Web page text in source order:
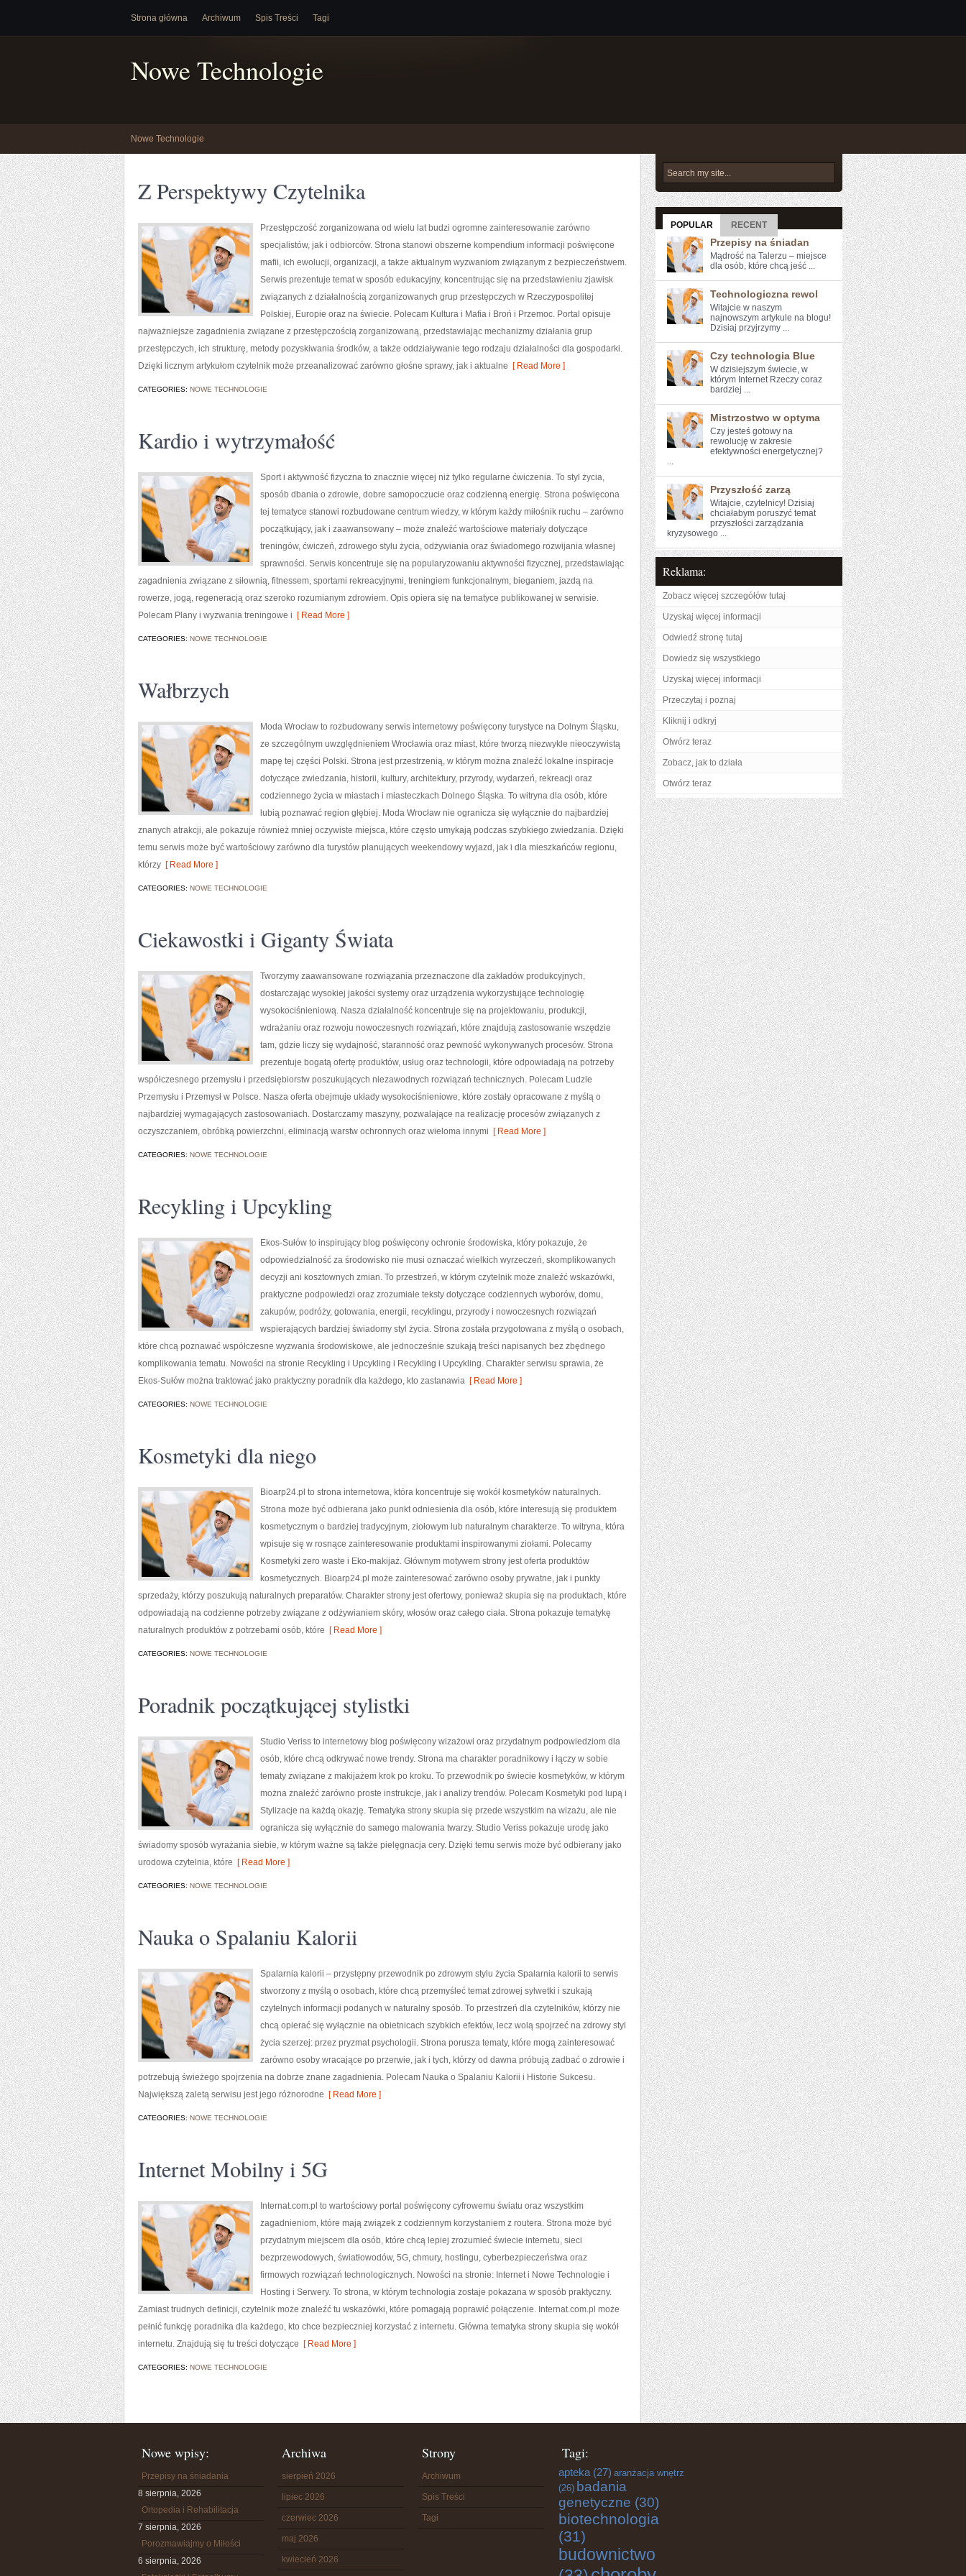
Strona główna Archiwum Spis Treści Tagi
Nowe Technologie
Nowe Technologie
Z Perspektywy Czytelnika
Przestępczość zorganizowana od wielu lat budzi ogromne zainteresowanie zarówno
specjalistów, jak i odbiorców. Strona stanowi obszerne kompendium informacji poświęcone
mafii, ich ewolucji, organizacji, a także aktualnym wyzwaniom związanym z bezpieczeństwem.
Serwis prezentuje temat w sposób edukacyjny, koncentrując się na przedstawieniu zjawisk
związanych z działalnością zorganizowanych grup przestępczych w Rzeczypospolitej
Polskiej, Europie oraz na świecie. Polecam Kultura i Mafia i Broń i Przemoc. Portal opisuje
najważniejsze zagadnienia związane z przestępczością zorganizowaną, przedstawiając mechanizmy działania grup
przestępczych, ich strukturę, metody pozyskiwania środków, a także oddziaływanie tego rodzaju działalności dla gospodarki.
Dzięki licznym artykułom czytelnik może przeanalizować zarówno głośne sprawy, jak i aktualne [ Read More ]
CATEGORIES: NOWE TECHNOLOGIE
Kardio i wytrzymałość
Sport i aktywność fizyczna to znacznie więcej niż tylko regularne ćwiczenia. To styl życia,
sposób dbania o zdrowie, dobre samopoczucie oraz codzienną energię. Strona poświęcona
tej tematyce stanowi rozbudowane centrum wiedzy, w którym każdy miłośnik ruchu – zarówno
początkujący, jak i zaawansowany – może znaleźć wartościowe materiały dotyczące
treningów, ćwiczeń, zdrowego stylu życia, odżywiania oraz świadomego rozwijania własnej
sprawności. Serwis koncentruje się na popularyzowaniu aktywności fizycznej, przedstawiając
zagadnienia związane z siłownią, fitnessem, sportami rekreacyjnymi, treningiem funkcjonalnym, bieganiem, jazdą na
rowerze, jogą, regeneracją oraz szeroko rozumianym zdrowiem. Opis opiera się na tematyce publikowanej w serwisie.
Polecam Plany i wyzwania treningowe i [ Read More ]
CATEGORIES: NOWE TECHNOLOGIE
Wałbrzych
Moda Wrocław to rozbudowany serwis internetowy poświęcony turystyce na Dolnym Śląsku,
ze szczególnym uwzględnieniem Wrocławia oraz miast, które tworzą niezwykle nieoczywistą
mapę tej części Polski. Strona jest przestrzenią, w którym można znaleźć lokalne inspiracje
dotyczące zwiedzania, historii, kultury, architektury, przyrody, wydarzeń, rekreacji oraz
codziennego życia w miastach i miasteczkach Dolnego Śląska. To witryna dla osób, które
lubią poznawać region głębiej. Moda Wrocław nie ogranicza się wyłącznie do najbardziej
znanych atrakcji, ale pokazuje również mniej oczywiste miejsca, które często umykają podczas szybkiego zwiedzania. Dzięki
temu serwis może być wartościowy zarówno dla turystów planujących weekendowy wyjazd, jak i dla mieszkańców regionu,
którzy [ Read More ]
CATEGORIES: NOWE TECHNOLOGIE
Ciekawostki i Giganty Świata
Tworzymy zaawansowane rozwiązania przeznaczone dla zakładów produkcyjnych,
dostarczając wysokiej jakości systemy oraz urządzenia wykorzystujące technologię
wysokociśnieniową. Nasza działalność koncentruje się na projektowaniu, produkcji,
wdrażaniu oraz rozwoju nowoczesnych rozwiązań, które znajdują zastosowanie wszędzie
tam, gdzie liczy się wydajność, staranność oraz pewność wykonywanych procesów. Strona
prezentuje bogatą ofertę produktów, usług oraz technologii, które odpowiadają na potrzeby
współczesnego przemysłu i przedsiębiorstw poszukujących niezawodnych rozwiązań technicznych. Polecam Ludzie
Przemysłu i Przemysł w Polsce. Nasza oferta obejmuje układy wysokociśnieniowe, które zostały opracowane z myślą o
najbardziej wymagających zastosowaniach. Dostarczamy maszyny, pozwalające na realizację procesów związanych z
oczyszczaniem, obróbką powierzchni, eliminacją warstw ochronnych oraz wieloma innymi [ Read More ]
CATEGORIES: NOWE TECHNOLOGIE
Recykling i Upcykling
Ekos-Sułów to inspirujący blog poświęcony ochronie środowiska, który pokazuje, że
odpowiedzialność za środowisko nie musi oznaczać wielkich wyrzeczeń, skomplikowanych
decyzji ani kosztownych zmian. To przestrzeń, w którym czytelnik może znaleźć wskazówki,
praktyczne podpowiedzi oraz zrozumiałe teksty dotyczące codziennych wyborów, domu,
zakupów, podróży, gotowania, energii, recyklingu, przyrody i nowoczesnych rozwiązań
wspierających bardziej świadomy styl życia. Strona została przygotowana z myślą o osobach,
które chcą poznawać współczesne wyzwania środowiskowe, ale jednocześnie szukają treści napisanych bez zbędnego
komplikowania tematu. Nowości na stronie Recykling i Upcykling i Recykling i Upcykling. Charakter serwisu sprawia, że
Ekos-Sułów można traktować jako praktyczny poradnik dla każdego, kto zastanawia [ Read More ]
CATEGORIES: NOWE TECHNOLOGIE
Kosmetyki dla niego
Bioarp24.pl to strona internetowa, która koncentruje się wokół kosmetyków naturalnych.
Strona może być odbierana jako punkt odniesienia dla osób, które interesują się produktem
kosmetycznym o bardziej tradycyjnym, ziołowym lub naturalnym charakterze. To witryna, która
wpisuje się w rosnące zainteresowanie produktami inspirowanymi ziołami. Polecamy
Kosmetyki zero waste i Eko-makijaż. Głównym motywem strony jest oferta produktów
kosmetycznych. Bioarp24.pl może zainteresować zarówno osoby prywatne, jak i punkty
sprzedaży, którzy poszukują naturalnych preparatów. Charakter strony jest ofertowy, ponieważ skupia się na produktach, które
odpowiadają na codzienne potrzeby związane z odżywianiem skóry, włosów oraz całego ciała. Strona pokazuje tematykę
naturalnych produktów z potrzebami osób, które [ Read More ]
CATEGORIES: NOWE TECHNOLOGIE
Poradnik początkującej stylistki
Studio Veriss to internetowy blog poświęcony wizażowi oraz przydatnym podpowiedziom dla
osób, które chcą odkrywać nowe trendy. Strona ma charakter poradnikowy i łączy w sobie
tematy związane z makijażem krok po kroku. To przewodnik po świecie kosmetyków, w którym
można znaleźć zarówno proste instrukcje, jak i analizy trendów. Polecam Kosmetyki pod lupą i
Stylizacje na każdą okazję. Tematyka strony skupia się przede wszystkim na wizażu, ale nie
ogranicza się wyłącznie do samego malowania twarzy. Studio Veriss pokazuje urodę jako
świadomy sposób wyrażania siebie, w którym ważne są także pielęgnacja cery. Dzięki temu serwis może być odbierany jako
urodowa czytelnia, które [ Read More ]
CATEGORIES: NOWE TECHNOLOGIE
Nauka o Spalaniu Kalorii
Spalarnia kalorii – przystępny przewodnik po zdrowym stylu życia Spalarnia kalorii to serwis
stworzony z myślą o osobach, które chcą przemyśleć temat zdrowej sylwetki i szukają
czytelnych informacji podanych w naturalny sposób. To przestrzeń dla czytelników, którzy nie
chcą opierać się wyłącznie na obietnicach szybkich efektów, lecz wolą spojrzeć na zdrowy styl
życia szerzej: przez pryzmat psychologii. Strona porusza tematy, które mogą zainteresować
zarówno osoby wracające po przerwie, jak i tych, którzy od dawna próbują zadbać o zdrowie i
potrzebują świeżego spojrzenia na dobrze znane zagadnienia. Polecam Nauka o Spalaniu Kalorii i Historie Sukcesu.
Największą zaletą serwisu jest jego różnorodne [ Read More ]
CATEGORIES: NOWE TECHNOLOGIE
Internet Mobilny i 5G
Internat.com.pl to wartościowy portal poświęcony cyfrowemu światu oraz wszystkim
zagadnieniom, które mają związek z codziennym korzystaniem z routera. Strona może być
przydatnym miejscem dla osób, które chcą lepiej zrozumieć świecie internetu, sieci
bezprzewodowych, światłowodów, 5G, chmury, hostingu, cyberbezpieczeństwa oraz
firmowych rozwiązań technologicznych. Nowości na stronie: Internet i Nowe Technologie i
Hosting i Serwery. To strona, w którym technologia zostaje pokazana w sposób praktyczny.
Zamiast trudnych definicji, czytelnik może znaleźć tu wskazówki, które pomagają poprawić połączenie. Internat.com.pl może
pełnić funkcję poradnika dla każdego, kto chce bezpieczniej korzystać z internetu. Główna tematyka strony skupia się wokół
internetu. Znajdują się tu treści dotyczące [ Read More ]
CATEGORIES: NOWE TECHNOLOGIE
POPULAR RECENT
Przepisy na śniadan
Mądrość na Talerzu – miejsce
dla osób, które chcą jeść ...
Technologiczna rewol
Witajcie ‌w naszym
najnowszym artykule na ⁢blogu!
Dzisiaj przyjrzymy ...
Czy technologia Blue
W dzisiejszym świecie, w
którym Internet Rzeczy coraz
bardziej ...
Mistrzostwo w optyma
Czy jesteś gotowy na
rewolucję w ‍zakresie
efektywności energetycznej?
...
Przyszłość zarzą
Witajcie, ⁢czytelnicy!⁣ Dzisiaj
chciałabym poruszyć‌ temat
przyszłości ‌zarządzania
⁢kryzysowego ...
Reklama:
Zobacz więcej szczegółów tutaj
Uzyskaj więcej informacji
Odwiedź stronę tutaj
Dowiedz się wszystkiego
Uzyskaj więcej informacji
Przeczytaj i poznaj
Kliknij i odkryj
Otwórz teraz
Zobacz, jak to działa
Otwórz teraz
Nowe wpisy:
Przepisy na śniadania
8 sierpnia, 2026
Ortopedia i Rehabilitacja
7 sierpnia, 2026
Porozmawiajmy o Miłości
6 sierpnia, 2026
Archiwa
sierpień 2026
lipiec 2026
czerwiec 2026
maj 2026
kwiecień 2026
Strony
Archiwum
Spis Treści
Tagi
Tagi:
apteka (27) aranżacja wnętrz
(26) badania
genetyczne (30)
biotechnologia
(31)
budownictwo